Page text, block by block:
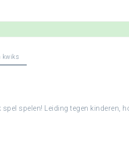
kwiks
spelen! Leiding tegen kinderen,